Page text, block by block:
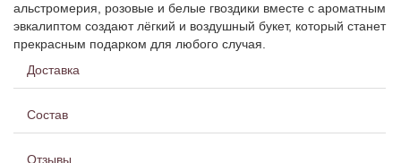
альстромерия, розовые и белые гвоздики вместе с ароматным
эвкалиптом создают лёгкий и воздушный букет, который станет
прекрасным подарком для любого случая.
Доставка
Состав
Отзывы